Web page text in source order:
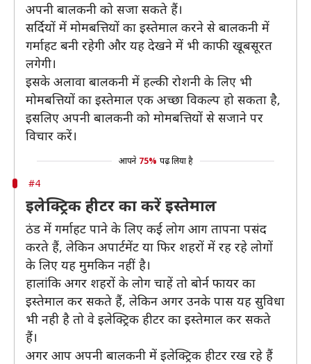
अपनी बालकनी को सजा सकते हैं।
सर्दियों में मोमबत्तियों का इस्तेमाल करने से बालकनी में
गर्माहट बनी रहेगी और यह देखने में भी काफी खूबसूरत
लगेगी।
इसके अलावा बालकनी में हल्की रोशनी के लिए भी
मोमबत्तियों का इस्तेमाल एक अच्छा विकल्प हो सकता है,
इसलिए अपनी बालकनी को मोमबत्तियों से सजाने पर
विचार करें।
आपने 75% पढ़ लिया है
#4
इलेक्ट्रिक हीटर का करें इस्तेमाल
ठंड में गर्माहट पाने के लिए कई लोग आग तापना पसंद
करते हैं, लेकिन अपार्टमेंट या फिर शहरों में रह रहे लोगों
के लिए यह मुमकिन नहीं है।
हालांकि अगर शहरों के लोग चाहें तो बोर्न फायर का
इस्तेमाल कर सकते हैं, लेकिन अगर उनके पास यह सुविधा
भी नही है तो वे इलेक्ट्रिक हीटर का इस्तेमाल कर सकते
हैं।
अगर आप अपनी बालकनी में इलेक्ट्रिक हीटर रख रहे हैं